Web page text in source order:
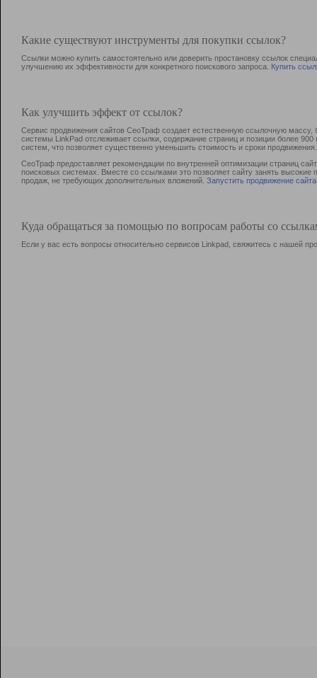
Какие существуют инструменты для покупки ссылок?
Ссылки можно купить самостоятельно или доверить простановку ссылок
улучшению их эффективности для конкретного поискового запроса. Купить
Как улучшить эффект от ссылок?
Сервис продвижения сайтов СеоТраф создает естественную ссылочную
системы LinkPad отслеживает ссылки, содержание страниц и позиции более
систем, что позволяет существенно уменьшить стоимость и сроки продвижения.
СеоТраф предоставляет рекомендации по внутренней оптимизации страниц
поисковых системах. Вместе со ссылками это позволяет сайту занять
продаж, не требующих дополнительных вложений. Запустить продвижение сайта
Куда обращаться за помощью по вопросам работы со
Если у вас есть вопросы относительно сервисов Linkpad, свяжитесь с нашей